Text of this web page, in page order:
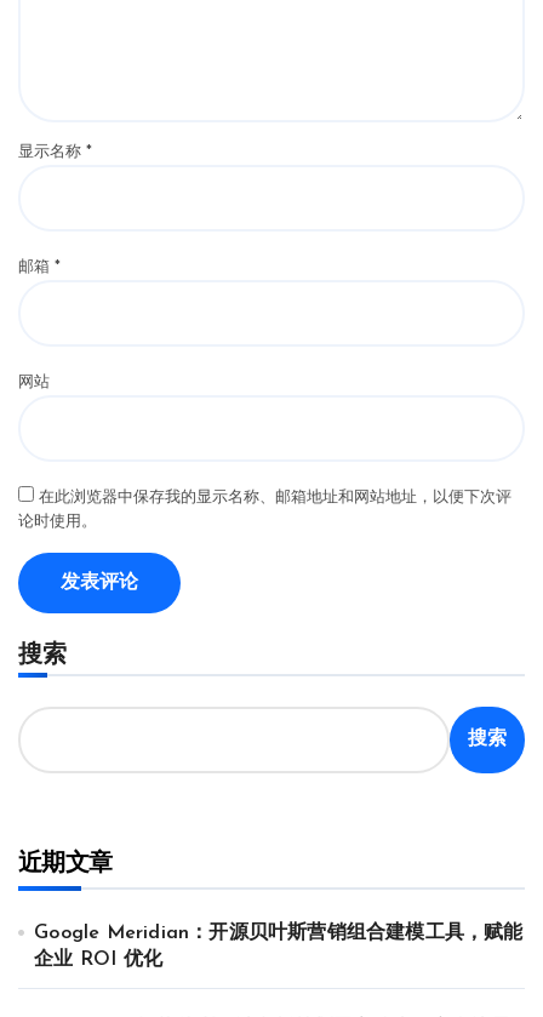
显示名称 *
邮箱 *
网站
在此浏览器中保存我的显示名称、邮箱地址和网站地址，以便下次评
论时使用。
搜索
搜索
近期文章
Google Meridian：开源贝叶斯营销组合建模工具，赋能
企业 ROI 优化